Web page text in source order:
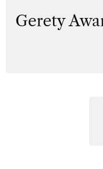
Gerety